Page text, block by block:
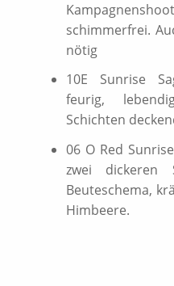
schimmerfrei.
nötig
10E Sunrise
feurig,
Schichten
06 O Red
zwei dickeren
Beuteschema,
Himbeere.